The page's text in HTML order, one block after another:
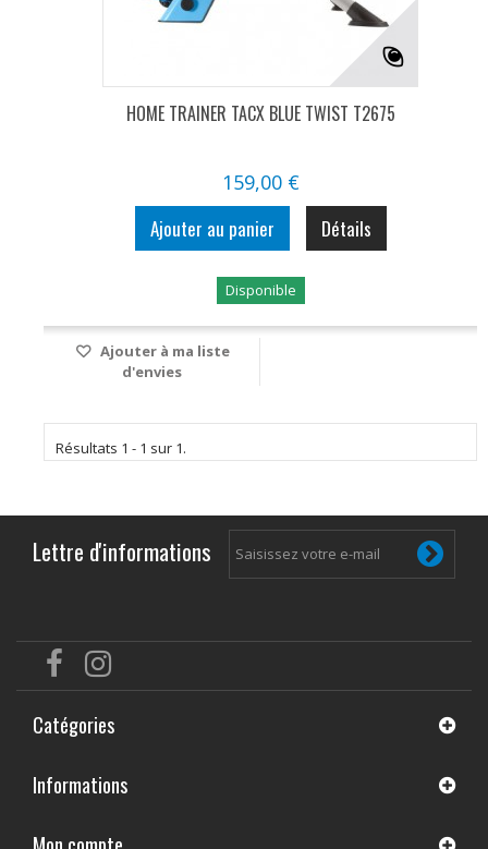
HOME TRAINER TACX BLUE TWIST T2675
159,00 €
Ajouter au panier Détails
Disponible
Ajouter à ma liste
d'envies
Résultats 1 - 1 sur 1.
Lettre d'informations
Catégories
Informations